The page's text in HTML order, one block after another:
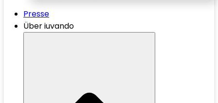
Presse
Über iuvando